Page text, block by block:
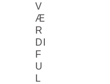
V
Æ
R
DI
F
U
L